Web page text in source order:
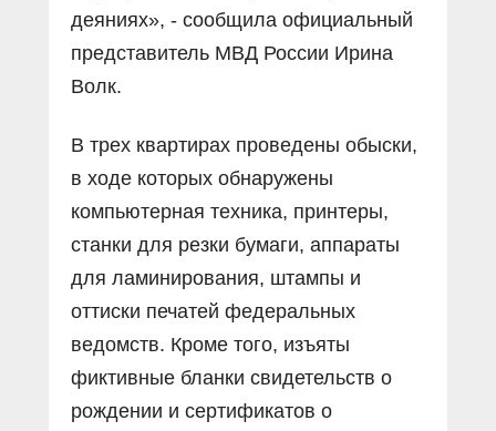
деяниях», - сообщила официальный
представитель МВД России Ирина
Волк.
В трех квартирах проведены обыски,
в ходе которых обнаружены
компьютерная техника, принтеры,
станки для резки бумаги, аппараты
для ламинирования, штампы и
оттиски печатей федеральных
ведомств. Кроме того, изъяты
фиктивные бланки свидетельств о
рождении и сертификатов о